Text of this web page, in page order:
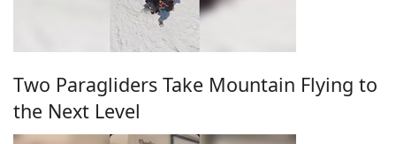
Two Paragliders Take Mountain Flying to
the Next Level